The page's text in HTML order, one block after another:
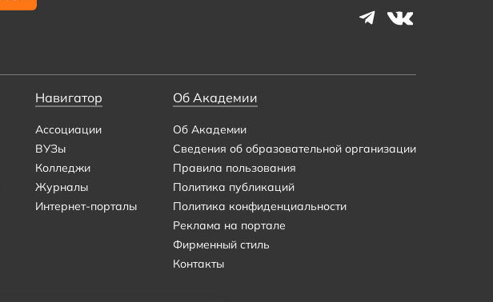
Навигатор
Ассоциации
ВУЗы
Колледжи
Журналы
Интернет-порталы
Об Академии
Об Академии
Сведения об образовательной организации
Правила пользования
Политика публикаций
Политика конфиденциальности
Реклама на портале
Фирменный стиль
Контакты